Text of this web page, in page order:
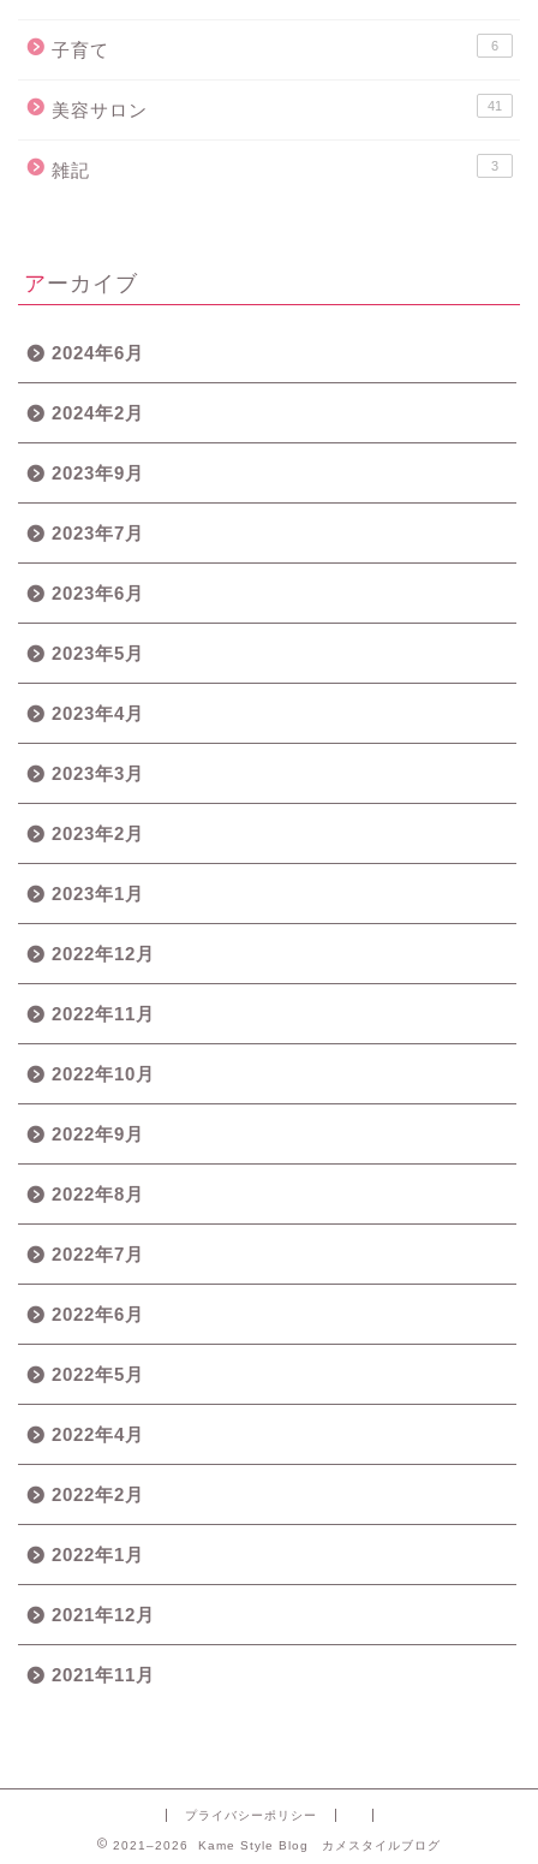
子育て 6
美容サロン 41
雑記 3
アーカイブ
2024年6月
2024年2月
2023年9月
2023年7月
2023年6月
2023年5月
2023年4月
2023年3月
2023年2月
2023年1月
2022年12月
2022年11月
2022年10月
2022年9月
2022年8月
2022年7月
2022年6月
2022年5月
2022年4月
2022年2月
2022年1月
2021年12月
2021年11月
プライバシーポリシー
2021–2026 Kame Style Blog カメスタイルブログ